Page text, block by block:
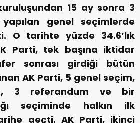
15 ay sonra 3
yapılan genel seçimlerde
O tarihte yüzde 34.6’lık
Parti, tek başına iktidar
sonrası girdiği bütün
AK Parti, 5 genel seçim,
3 referandum ve bir
seçiminde halkın ilk
geçti. AK Parti, ikinci